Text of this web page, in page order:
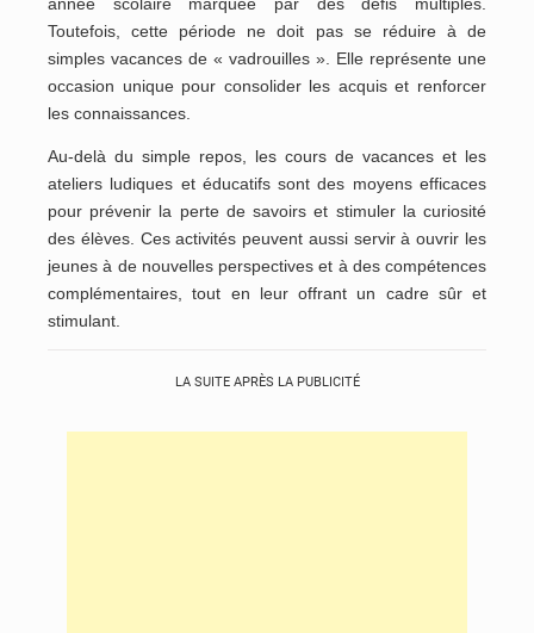
Toutefois, cette période ne doit pas se réduire à de
simples vacances de « vadrouilles ». Elle représente une
occasion unique pour consolider les acquis et renforcer
les connaissances.
Au-delà du simple repos, les cours de vacances et les
ateliers ludiques et éducatifs sont des moyens efficaces
pour prévenir la perte de savoirs et stimuler la curiosité
des élèves. Ces activités peuvent aussi servir à ouvrir les
jeunes à de nouvelles perspectives et à des compétences
complémentaires, tout en leur offrant un cadre sûr et
stimulant.
LA SUITE APRÈS LA PUBLICITÉ